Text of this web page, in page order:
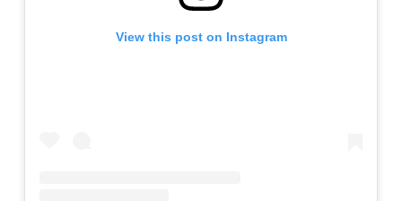
View this post on Instagram